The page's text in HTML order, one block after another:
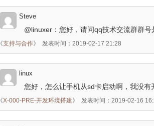
Steve
@linuxer：您好，请问qq技术交流群群号
《支持与合作》 发表时间：2019-02-17 21:28
linux
您好，怎么让手机从sd卡启动啊，我没有
《X-000-PRE-开发环境搭建》 发表时间：2019-02-16